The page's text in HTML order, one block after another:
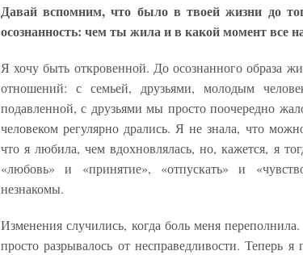
Давай вспомним, что было в твоей жизни до
осознанность: чем ты жила и в какой момент все
Я хочу быть откровенной. До осознанного образа
отношений: с семьей, друзьями, молодым
подавленной, с друзьями мы просто поочередно
человеком регулярно дрались. Я не знала, что
что я любила, чем вдохновлялась, но, кажется, я
«любовь» и «принятие», «отпускать» и
незнакомы.
Изменения случились, когда боль меня
просто разрывалось от несправедливости. Теперь